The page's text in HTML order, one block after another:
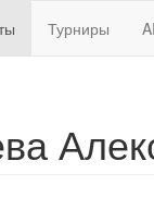
Турниры